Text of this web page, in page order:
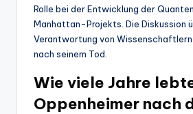
Rolle bei der Entwicklung der
Manhattan-Projekts. Die Diskussion
Verantwortung von
nach seinem Tod.
Wie viele Jahre
Oppenheimer nach